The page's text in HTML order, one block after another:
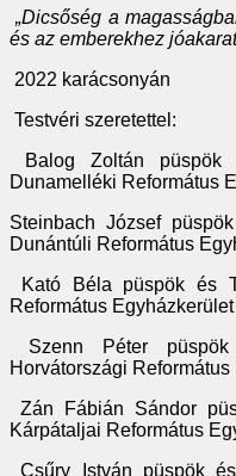
„Dicsőség a
és az emberekhez
2022 karácsonyán
Testvéri szeretettel:
Balog Zoltán püspök
Dunamelléki Református
Steinbach József
Dunántúli Református
Kató Béla püspök és
Református Egyházkerület
Szenn Péter
Horvátországi
Zán Fábián Sándor
Kárpátaljai Református
Csűry István püspök